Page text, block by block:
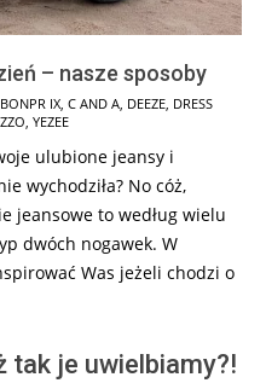
– nasze sposoby
BONPR IX, C AND A, DEEZE, DRESS
, YEZEE
ulubione jeansy i
wychodziła? No cóż,
jeansowe to według wielu
dwóch nogawek. W
Was jeżeli chodzi o
tak je uwielbiamy?!